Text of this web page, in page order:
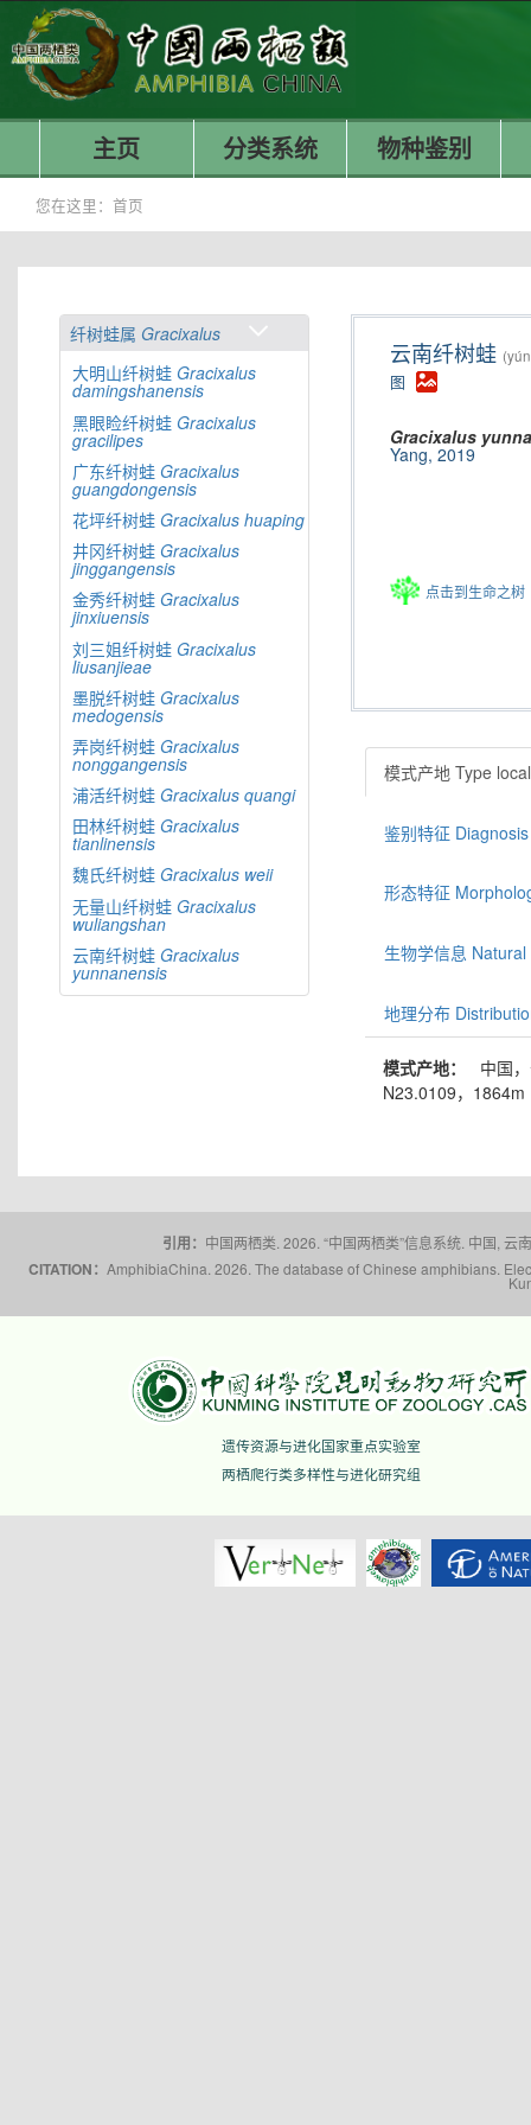
主页 分类系统 物种鉴别
您在这里： 首页
纤树蛙属 Gracixalus
大明山纤树蛙 Gracixalus
damingshanensis
黑眼睑纤树蛙 Gracixalus
gracilipes
广东纤树蛙 Gracixalus
guangdongensis
花坪纤树蛙 Gracixalus huaping
井冈纤树蛙 Gracixalus
jinggangensis
金秀纤树蛙 Gracixalus
jinxiuensis
刘三姐纤树蛙 Gracixalus
liusanjieae
墨脱纤树蛙 Gracixalus
medogensis
弄岗纤树蛙 Gracixalus
nonggangensis
浦活纤树蛙 Gracixalus quangi
田林纤树蛙 Gracixalus
tianlinensis
魏氏纤树蛙 Gracixalus weii
无量山纤树蛙 Gracixalus
wuliangshan
云南纤树蛙 Gracixalus
yunnanensis
云南纤树蛙
图
Gracixalus
Yang, 2019
点击到生命之树
模式产地 Type
鉴别特征 Diagnosis
形态特征
生物学信息
地理分布
模式产地：
中国
N23.0109，1864m
引用： 中国两栖类. 2026. “中国两栖类”信息系统. 中国,
CITATION： AmphibiaChina. 2026. The database of Chinese amphibians.
遗传资源与进化国家重点实验室
两栖爬行类多样性与进化研究组